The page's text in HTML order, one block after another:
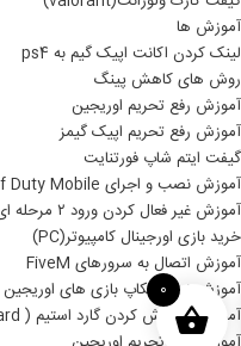
آموزش ها
لینک کردن اکانت اپیک گیم به ps4
روش های کاهش پینگ
آموزش رفع تحریم اوریجین
آموزش رفع تحریم اپیک گیمز
گیفت ایتم شاپ فورتنایت
آموزش نصب و اجرای Call of Duty Mobile در اندروید
آموزش غیر فعال کردن ورود ۲ مرحله ای فورتنایت
خرید بازی اورجینال کامپیوتر(PC)
آموزش اتصال به سرورهای FiveM
آموزش نصب بکاپ بازی های اوریجین
آموزش خاموش کردن گارد استیم ( Steam Guard )
0